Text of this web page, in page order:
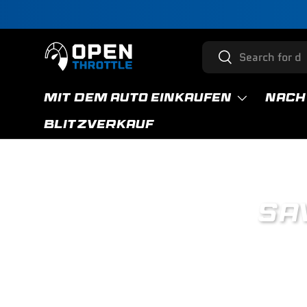
Suchen
Suchen
MIT DEM AUTO EINKAUFEN
BLITZVERKAUF
Enjoy